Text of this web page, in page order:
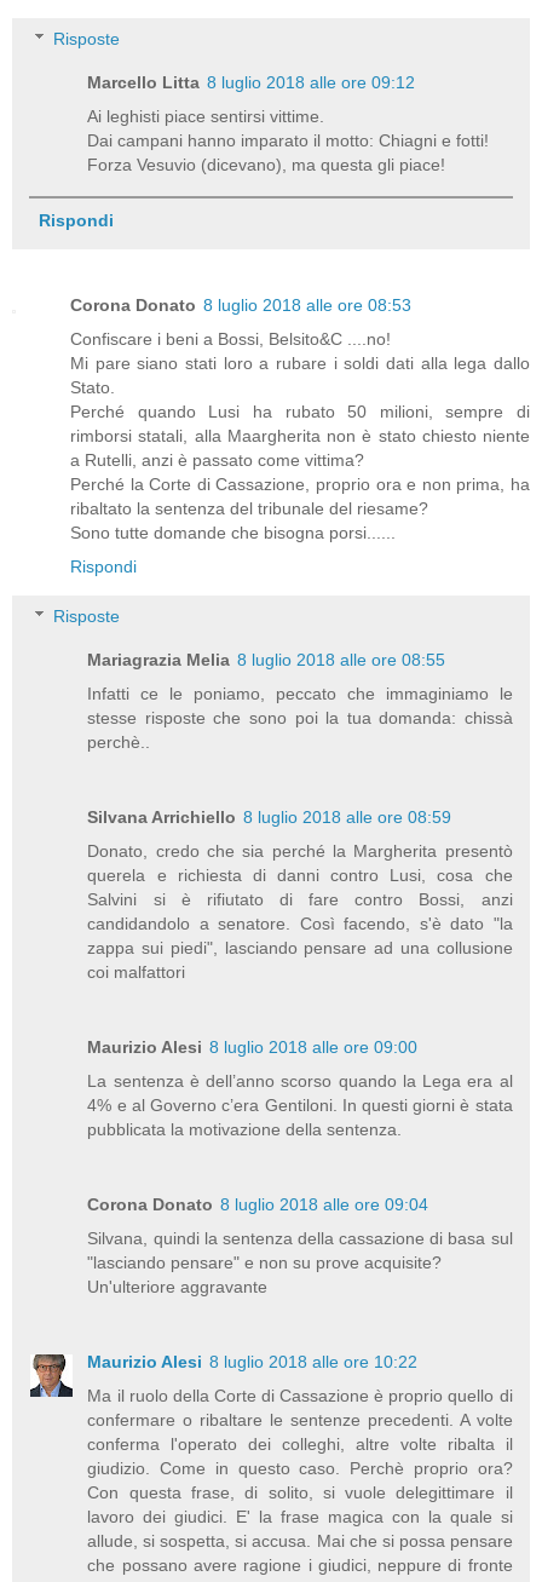
Risposte
Marcello Litta 8 luglio 2018 alle ore 09:12
Ai leghisti piace sentirsi vittime.
Dai campani hanno imparato il motto: Chiagni e fotti!
Forza Vesuvio (dicevano), ma questa gli piace!
Rispondi
Corona Donato 8 luglio 2018 alle ore 08:53
Confiscare i beni a Bossi, Belsito&C ....no!
Mi pare siano stati loro a rubare i soldi dati alla lega dallo
Stato.
Perché quando Lusi ha rubato 50 milioni, sempre di
rimborsi statali, alla Maargherita non è stato chiesto niente
a Rutelli, anzi è passato come vittima?
Perché la Corte di Cassazione, proprio ora e non prima, ha
ribaltato la sentenza del tribunale del riesame?
Sono tutte domande che bisogna porsi......
Rispondi
Risposte
Mariagrazia Melia 8 luglio 2018 alle ore 08:55
Infatti ce le poniamo, peccato che immaginiamo le
stesse risposte che sono poi la tua domanda: chissà
perchè..
Silvana Arrichiello 8 luglio 2018 alle ore 08:59
Donato, credo che sia perché la Margherita presentò
querela e richiesta di danni contro Lusi, cosa che
Salvini si è rifiutato di fare contro Bossi, anzi
candidandolo a senatore. Così facendo, s'è dato "la
zappa sui piedi", lasciando pensare ad una collusione
coi malfattori
Maurizio Alesi 8 luglio 2018 alle ore 09:00
La sentenza è dell’anno scorso quando la Lega era al
4% e al Governo c’era Gentiloni. In questi giorni è stata
pubblicata la motivazione della sentenza.
Corona Donato 8 luglio 2018 alle ore 09:04
Silvana, quindi la sentenza della cassazione di basa sul
"lasciando pensare" e non su prove acquisite?
Un'ulteriore aggravante
Maurizio Alesi 8 luglio 2018 alle ore 10:22
Ma il ruolo della Corte di Cassazione è proprio quello di
confermare o ribaltare le sentenze precedenti. A volte
conferma l'operato dei colleghi, altre volte ribalta il
giudizio. Come in questo caso. Perchè proprio ora?
Con questa frase, di solito, si vuole delegittimare il
lavoro dei giudici. E' la frase magica con la quale si
allude, si sospetta, si accusa. Mai che si possa pensare
che possano avere ragione i giudici, neppure di fronte